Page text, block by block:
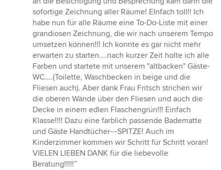
sofortige Zeichnung aller Räume! EInfach toll!! Ich
habe nun für alle Räume eine To-Do-Liste mit einer
grandiosen Zeichnung, die wir nach unserem Tempo
umsetzen können!!! Ich konnte es gar nicht mehr
erwarten zu starten....nach kurzer Zeit holte ich alle
Farben und startete mit unserem "altbacken" Gäste-
WC....(Toilette, Waschbecken in beige und die
Fliesen auch). Aber dank Frau Fritsch strichen wir
die oberen Wände über den Fliesen und auch die
Decke in einem edlen Flaschengrün!!! Einfach
Klasse!!!! Dazu eine farblich passende Badematte
und Gäste Handtücher---SPITZE! Auch im
Kinderzimmer kommen wir Schritt für Schritt voran!
VIELEN LIEBEN DANK für die liebevolle
Beratung!!!!!”